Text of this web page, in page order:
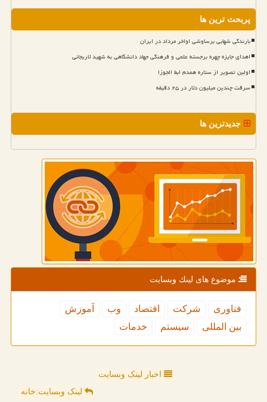
پربحث ترین ها
بارندگی شهابی برساوشی اواخر مرداد در ایران
اهدای جایزه چهره برجسته علمی و فرهنگی جهاد دانشگاهی به شهید لاریجانی
اولین تصویر از ستاره همدم ابط الجوزا
سرقت چندین میلیون دلار در ۲۵ دقیقه
جدیدترین ها
موضوع های لینك وبسایت
فناوری شركت اقتصاد وب
آموزش
بین المللی
سیستم خدمات
اخبار لینک وبسایت
لینک وبسایت:خانه